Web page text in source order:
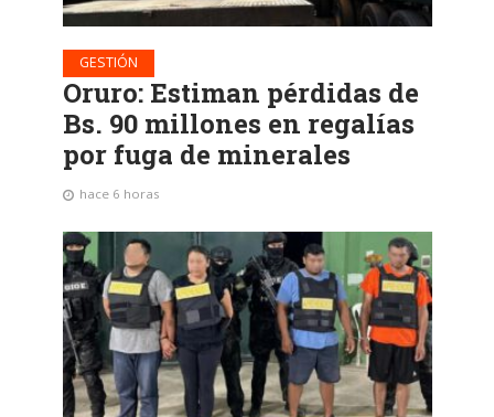
GESTIÓN
Oruro: Estiman pérdidas de
Bs. 90 millones en regalías
por fuga de minerales
hace 6 horas